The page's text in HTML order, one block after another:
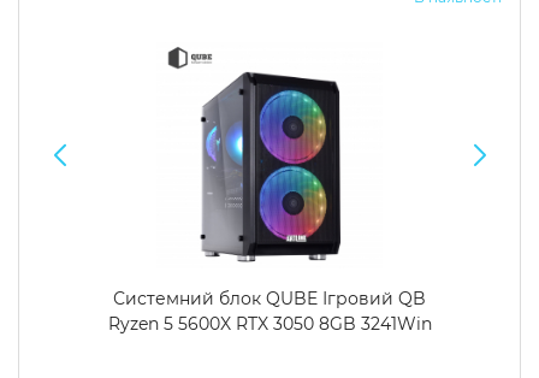
Системний блок QUBE Ігровий QB
Ryzen 5 5600X RTX 3050 8GB 3241Win